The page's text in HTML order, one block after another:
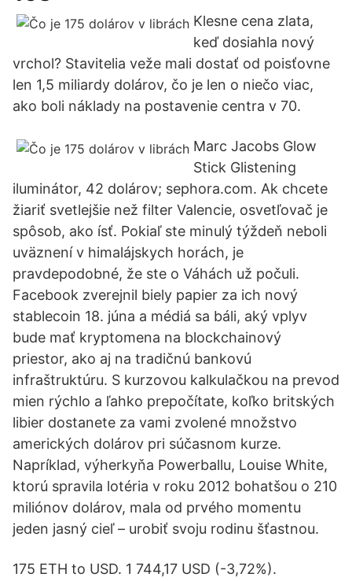
Klesne cena zlata,
keď dosiahla nový
vrchol? Stavitelia veže mali dostať od poisťovne
len 1,5 miliardy dolárov, čo je len o niečo viac,
ako boli náklady na postavenie centra v 70.
Marc Jacobs Glow
Stick Glistening
iluminátor, 42 dolárov; sephora.com. Ak chcete
žiariť svetlejšie než filter Valencie, osvetľovač je
spôsob, ako ísť. Pokiaľ ste minulý týždeň neboli
uväznení v himalájskych horách, je
pravdepodobné, že ste o Váhách už počuli.
Facebook zverejnil biely papier za ich nový
stablecoin 18. júna a médiá sa báli, aký vplyv
bude mať kryptomena na blockchainový
priestor, ako aj na tradičnú bankovú
infraštruktúru. S kurzovou kalkulačkou na prevod
mien rýchlo a ľahko prepočítate, koľko britských
libier dostanete za vami zvolené množstvo
amerických dolárov pri súčasnom kurze.
Napríklad, výherkyňa Powerballu, Louise White,
ktorú spravila lotéria v roku 2012 bohatšou o 210
miliónov dolárov, mala od prvého momentu
jeden jasný cieľ – urobiť svoju rodinu šťastnou.
175 ETH to USD. 1 744,17 USD (-3,72%).